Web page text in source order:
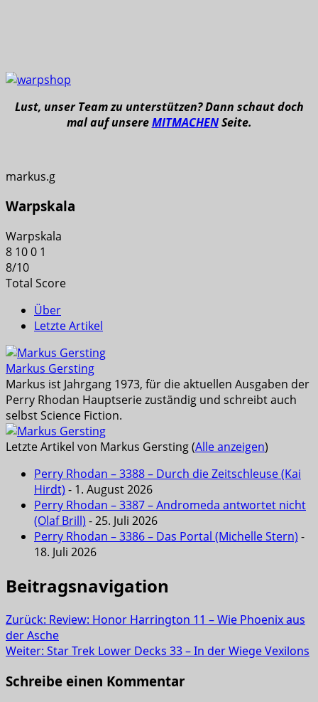
Lust, unser Team zu unterstützen? Dann schaut doch
mal auf unsereMITMACHENSeite.
markus.g
Warpskala
Warpskala
8 100 1
8/10
Total Score
Über
Letzte Artikel
Markus Gersting
Markus ist Jahrgang 1973, für die aktuellen Ausgaben der
Perry Rhodan Hauptserie zuständig und schreibt auch
selbst Science Fiction.
Letzte Artikel von Markus Gersting(Alle anzeigen)
Perry Rhodan – 3388 – Durch die Zeitschleuse (Kai
Hirdt) - 1. August 2026
Perry Rhodan – 3387 – Andromeda antwortet nicht
(Olaf Brill) - 25. Juli 2026
Perry Rhodan – 3386 – Das Portal (Michelle Stern) -
18. Juli 2026
Beitragsnavigation
Zurück: Review: Honor Harrington 11 – Wie Phoenix aus
der Asche
Weiter: Star Trek Lower Decks 33 – In der Wiege Vexilons
Schreibe einen Kommentar